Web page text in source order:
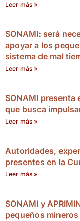
Leer más »
SONAMI: será
apoyar a los
sistema de mal
Leer más »
SONAMI presenta
que busca
Leer más »
Autoridades,
presentes en la
Leer más »
SONAMI y
pequeños